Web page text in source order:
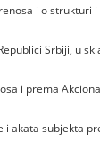
i o strukturi i
Srbiji, u
i prema
subjekta